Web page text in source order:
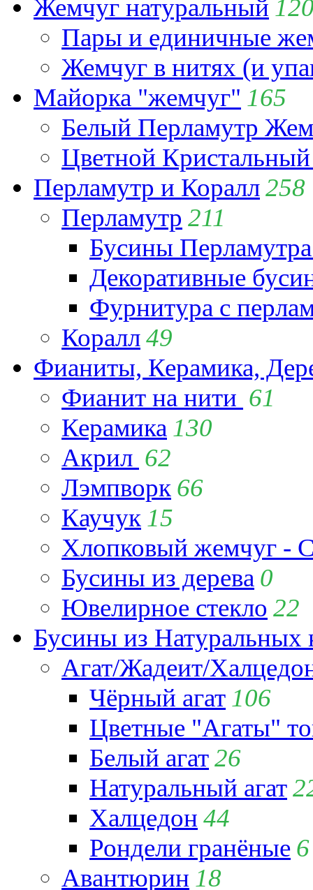
Жемчуг натуральный
Пары и единичные
Жемчуг в нитях (и
Майорка "жемчуг" 165
Белый Перламутр
Цветной
Перламутр и Коралл258
Перламутр 211
Бусины
Декоративные
Фурнитура с
Коралл49
Фианиты, Керамика,
Фианит на нити 61
Керамика 130
Акрил 62
Лэмпворк 66
Каучук 15
Хлопковый жемчуг -
Бусины из дерева 0
Ювелирное стекло 22
Бусины из Натуральных
Агат/Жадеит/
Чёрный агат 106
Цветные "Агаты"
Белый агат26
Натуральный агат
Халцедон 44
Рондели гранёные 6
Авантюрин 18